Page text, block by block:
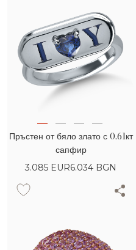
Пръстен от бяло злато с 0.61кт
сапфир
3.085 EUR6.034 BGN